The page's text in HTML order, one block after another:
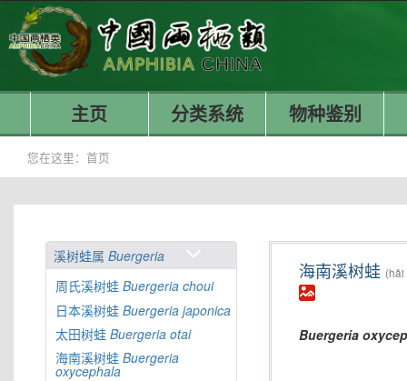
主页 分类系统 物种鉴别
您在这里： 首页
溪树蛙属 Buergeria
周氏溪树蛙 Buergeria choui
日本溪树蛙 Buergeria japonica
太田树蛙 Buergeria otai
海南溪树蛙 Buergeria
oxycephala
海南溪树蛙 (hǎi
Buergeria